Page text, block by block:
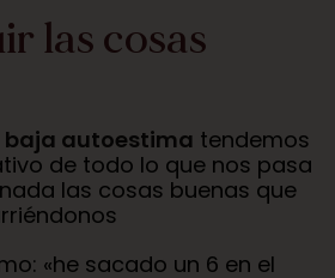
las cosas
baja autoestima tendemos
de todo lo que nos pasa
las cosas buenas que
«he sacado un 6 en el